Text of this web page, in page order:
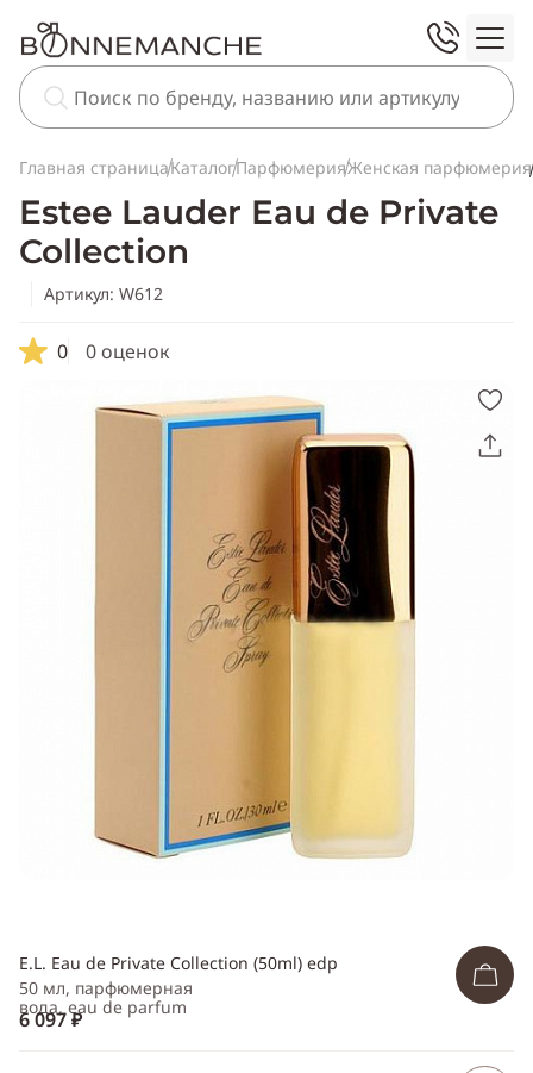
Главная страницаКаталогПарфюмерияЖенская парфюмерия
Estee Lauder Eau de Private
Collection
Артикул: W612
0 0 оценок
Скопировать
Telegram
E.L. Eau de Private Collection (50ml) edp
50 мл, парфюмерная
вода, eau de parfum
6 097 ₽